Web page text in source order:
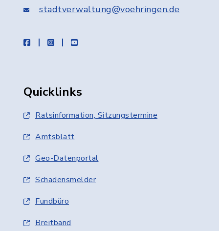
stadtverwaltung@voehringen.de
facebookinstagramyoutube
Quicklinks
Ratsinformation, Sitzungstermine
Amtsblatt
Geo-Datenportal
Schadensmelder
Fundbüro
Breitband